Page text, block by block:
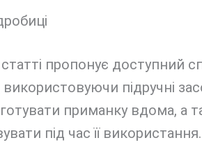
пропонує доступний
підручні
приманку вдома, а
під час її